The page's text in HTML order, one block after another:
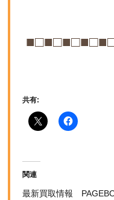
共有:
関連
最新買取情報